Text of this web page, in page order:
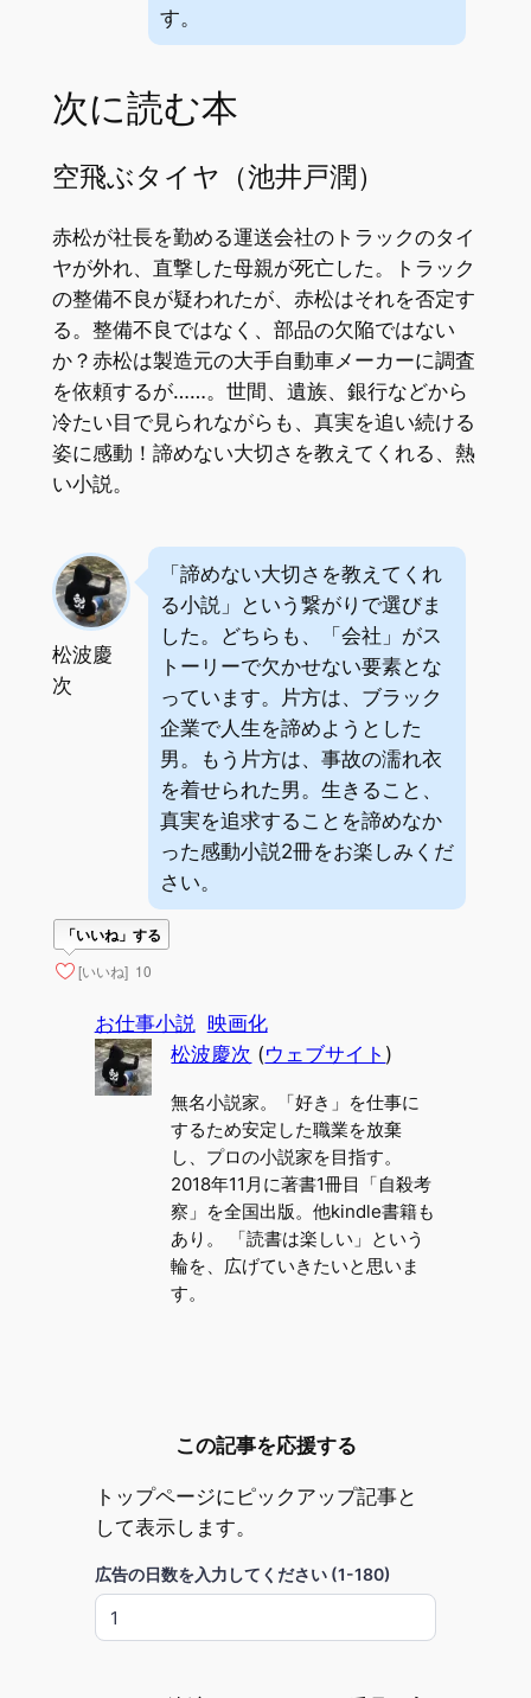
す。
次に読む本
空飛ぶタイヤ（池井戸潤）
赤松が社長を勤める運送会社のトラックのタイ
ヤが外れ、直撃した母親が死亡した。トラック
の整備不良が疑われたが、赤松はそれを否定す
る。整備不良ではなく、部品の欠陥ではない
か？赤松は製造元の大手自動車メーカーに調査
を依頼するが……。世間、遺族、銀行などから
冷たい目で見られながらも、真実を追い続ける
姿に感動！諦めない大切さを教えてくれる、熱
い小説。
松波慶
次
「諦めない大切さを教えてくれ
る小説」という繋がりで選びま
した。どちらも、「会社」がス
トーリーで欠かせない要素とな
っています。片方は、ブラック
企業で人生を諦めようとした
男。もう片方は、事故の濡れ衣
を着せられた男。生きること、
真実を追求することを諦めなか
った感動小説2冊をお楽しみくだ
さい。
「いいね」する
[いいね] 10
お仕事小説 映画化
松波慶次 (ウェブサイト )
無名小説家。「好き」を仕事に
するため安定した職業を放棄
し、プロの小説家を目指す。
2018年11月に著書1冊目「自殺考
察」を全国出版。他kindle書籍も
あり。 「読書は楽しい」という
輪を、広げていきたいと思いま
す。
この記事を応援する
トップページにピックアップ記事と
して表示します。
広告の日数を入力してください (1-180)